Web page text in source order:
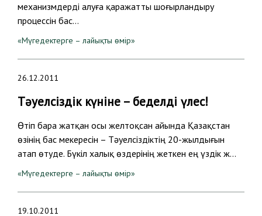
механизмдерді алуға қаражатты шоғырландыру
процессін бас…
«Мүгедектерге – лайықты өмір»
26.12.2011
Тәуелсіздік күніне – беделді үлес!
Өтіп бара жатқан осы желтоқсан айында Қазақстан
өзінің бас мекересін – Тәуелсіздіктің 20-жылдығын
атап өтуде. Бүкіл халық өздерінің жеткен ең үздік ж…
«Мүгедектерге – лайықты өмір»
19.10.2011